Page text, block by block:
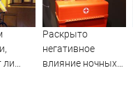
ли
Раскрыто
негативное
влияние ночных